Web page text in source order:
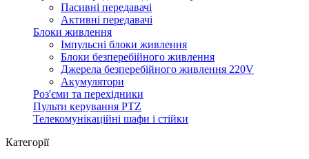
Пасивні передавачі
Активні передавачі
Блоки живлення
Імпульсні блоки живлення
Блоки безперебійного живлення
Джерела безперебійного живлення 220V
Акумулятори
Роз'єми та перехідники
Пульти керування PTZ
Телекомунікаційні шафи і стійки
Категорії